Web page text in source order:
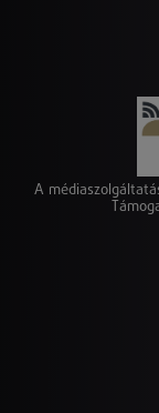
A